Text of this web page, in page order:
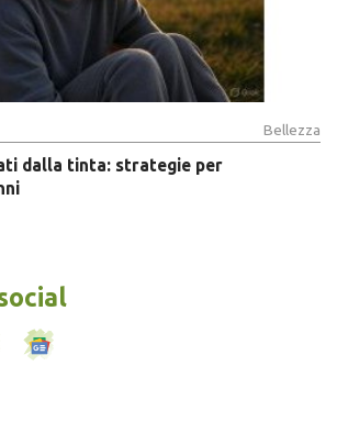
Bellezza
dalla tinta: strategie per